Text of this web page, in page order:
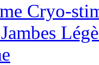
Cryo-